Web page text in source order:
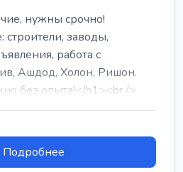
нужны срочно!
строители, заводы,
работа с
Ашдод, Холон, Ришон.
без опыта!</h1><br />
Подробнее